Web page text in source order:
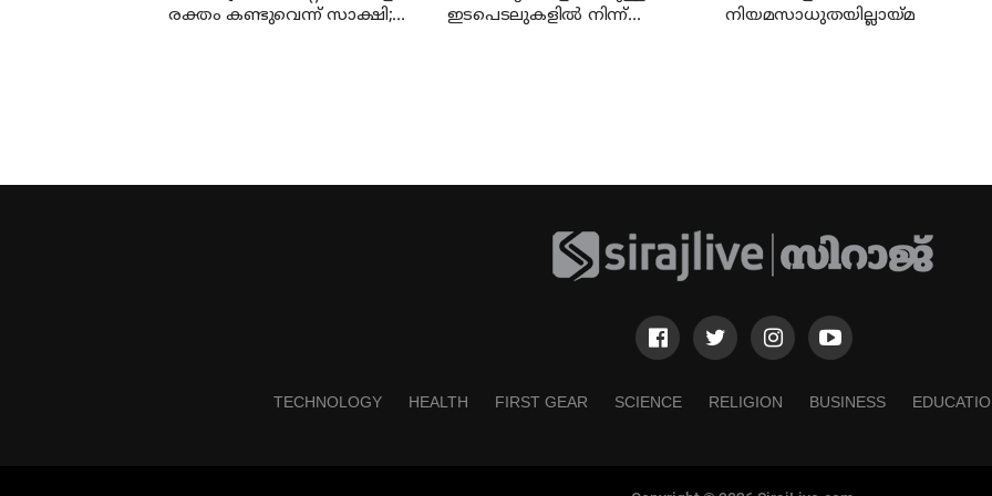
രക്തം കണ്ടുവെന്ന് സാക്ഷി;
ഇടപെടലുകളില്‍ നിന്ന്
നിയമസാധുതയില്ലായ്മ
TECHNOLOGY HEALTH FIRST GEAR SCIENCE RELIGION BUSINESS